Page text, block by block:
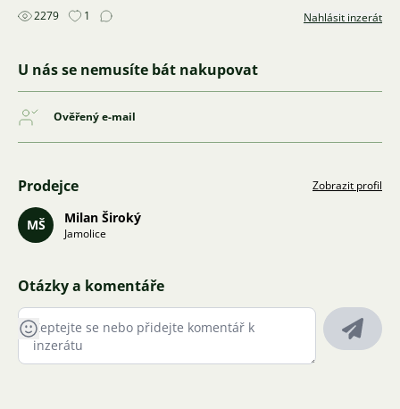
2279 1 Nahlásit inzerát
U nás se nemusíte bát nakupovat
Ověřený e-mail
Prodejce Zobrazit profil
MŠ Milan Široký
Jamolice
Otázky a komentáře